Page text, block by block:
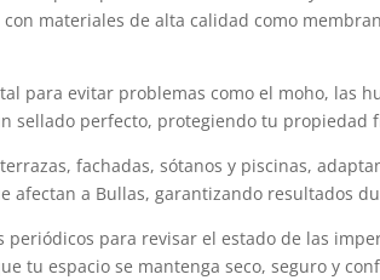
materiales de alta calidad como
para evitar problemas como el moho, las
sellado perfecto, protegiendo tu propiedad
fachadas, sótanos y piscinas,
afectan a Bullas, garantizando resultados
para revisar el estado de las
tu espacio se mantenga seco, seguro y